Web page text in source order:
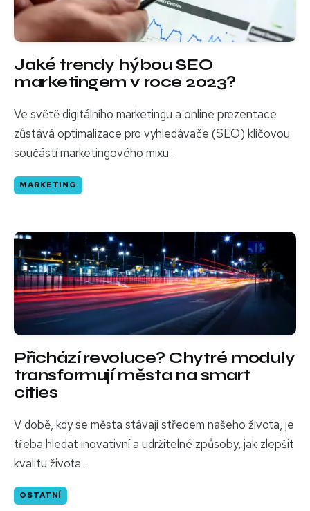
Jaké trendy hýbou SEO
marketingem v roce 2023?
Ve světě digitálního marketingu a online prezentace
zůstává optimalizace pro vyhledávače (SEO) klíčovou
součástí marketingového mixu...
MARKETING
Přichází revoluce? Chytré moduly
transformují města na smart
cities
V době, kdy se města stávají středem našeho života, je
třeba hledat inovativní a udržitelné způsoby, jak zlepšit
kvalitu života...
OSTATNÍ